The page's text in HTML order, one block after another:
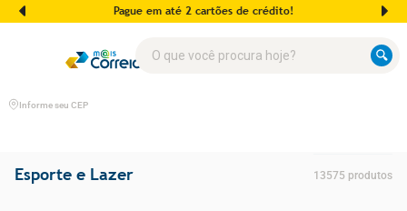
Pague em até 2 cartões de crédito!
Informe seu CEP
Esporte e Lazer 13575 produtos